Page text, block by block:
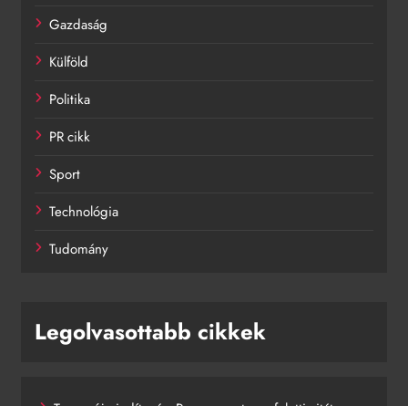
Gazdaság
Külföld
Politika
PR cikk
Sport
Technológia
Tudomány
Legolvasottabb cikkek